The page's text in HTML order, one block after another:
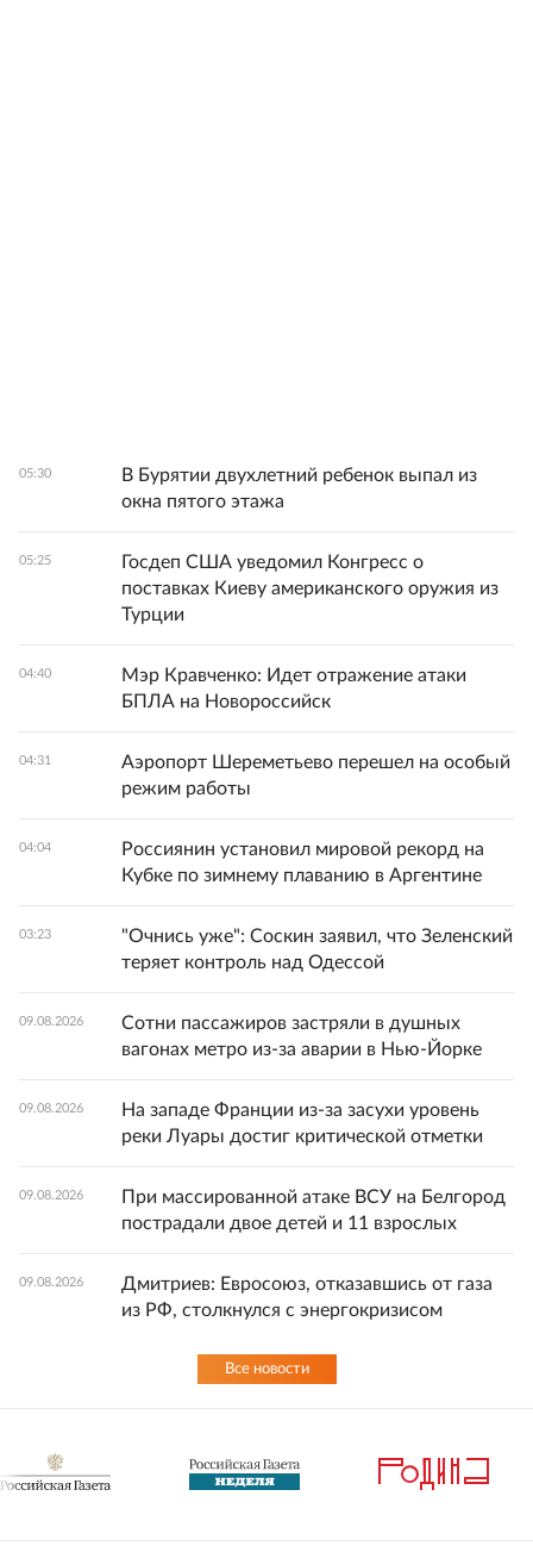
05:30
В Бурятии двухлетний ребенок выпал из
окна пятого этажа
05:25
Госдеп США уведомил Конгресс о
поставках Киеву американского оружия из
Турции
04:40
Мэр Кравченко: Идет отражение атаки
БПЛА на Новороссийск
04:31
Аэропорт Шереметьево перешел на особый
режим работы
04:04
Россиянин установил мировой рекорд на
Кубке по зимнему плаванию в Аргентине
03:23
"Очнись уже": Соскин заявил, что Зеленский
теряет контроль над Одессой
09.08.2026
Сотни пассажиров застряли в душных
вагонах метро из-за аварии в Нью-Йорке
09.08.2026
На западе Франции из-за засухи уровень
реки Луары достиг критической отметки
09.08.2026
При массированной атаке ВСУ на Белгород
пострадали двое детей и 11 взрослых
09.08.2026
Дмитриев: Евросоюз, отказавшись от газа
из РФ, столкнулся с энергокризисом
Все новости